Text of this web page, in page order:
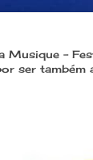
Musique -
ser também